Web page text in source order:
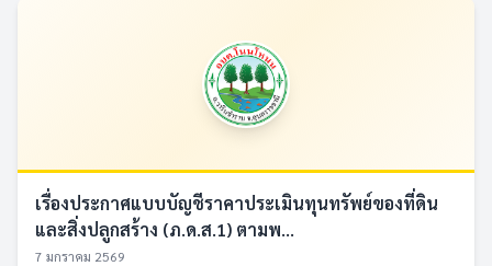
เรื่องประกาศแบบบัญชีราคาประเมินทุนทรัพย์ของที่ดิน
และสิ่งปลูกสร้าง (ภ.ด.ส.1) ตามพ...
7 มกราคม 2569